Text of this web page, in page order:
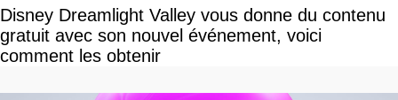
Disney Dreamlight Valley vous donne du contenu
gratuit avec son nouvel événement, voici
comment les obtenir